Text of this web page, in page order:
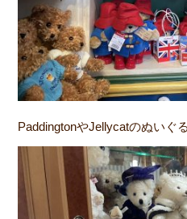
PaddingtonやJellycatのぬいぐ